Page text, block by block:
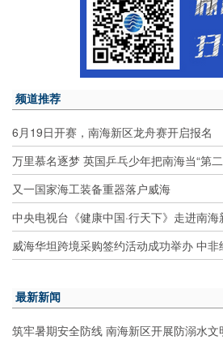
频道推荐
6月19日开赛，南海新区龙舟赛开启报名
万里慕名逐梦 英国乒乓少年把南海当“第
又一国家海工装备重器落户威海
中央电视台《健康中国·行天下》走进南海
威海华坦跨境采购签约活动成功举办 中
最新新闻
筑牢暑期安全防线 南海新区开展防溺水文